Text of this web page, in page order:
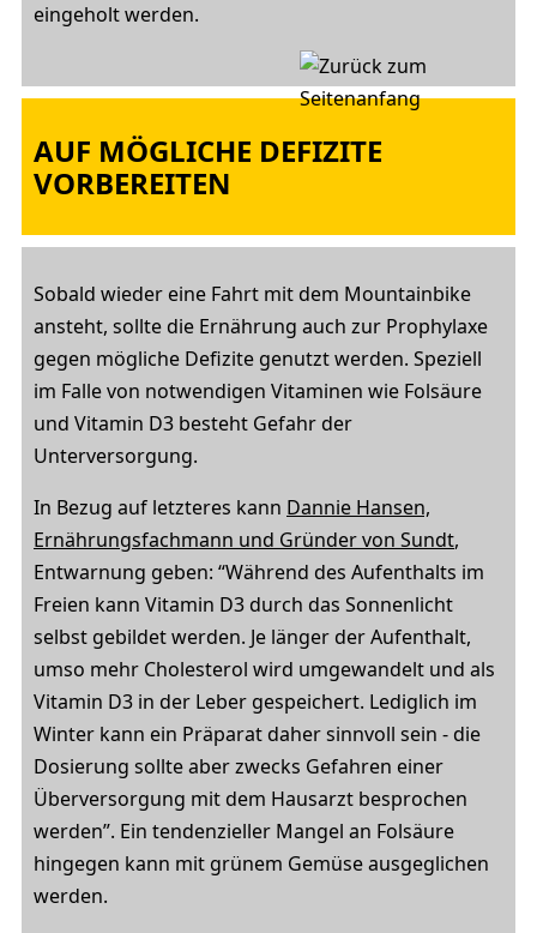
eingeholt werden.
AUF MÖGLICHE DEFIZITE
VORBEREITEN
Sobald wieder eine Fahrt mit dem Mountainbike
ansteht, sollte die Ernährung auch zur Prophylaxe
gegen mögliche Defizite genutzt werden. Speziell
im Falle von notwendigen Vitaminen wie Folsäure
und Vitamin D3 besteht Gefahr der
Unterversorgung.
In Bezug auf letzteres kann Dannie Hansen,
Ernährungsfachmann und Gründer von Sundt,
Entwarnung geben: “Während des Aufenthalts im
Freien kann Vitamin D3 durch das Sonnenlicht
selbst gebildet werden. Je länger der Aufenthalt,
umso mehr Cholesterol wird umgewandelt und als
Vitamin D3 in der Leber gespeichert. Lediglich im
Winter kann ein Präparat daher sinnvoll sein - die
Dosierung sollte aber zwecks Gefahren einer
Überversorgung mit dem Hausarzt besprochen
werden”. Ein tendenzieller Mangel an Folsäure
hingegen kann mit grünem Gemüse ausgeglichen
werden.